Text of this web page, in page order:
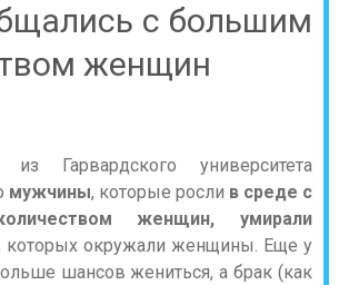
с большим
женщин
из Гарвардского университета
мужчины, которые росли в среде с
женщин, умирали
которых окружали женщины. Еще у
шансов жениться, а брак (как